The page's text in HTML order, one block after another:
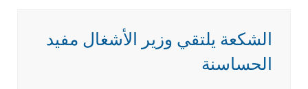
الشكعة يلتقي وزير الأشغال مفيد
الحساسنة